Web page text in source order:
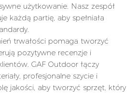
użytkowanie. Nasz zespół
każdą partię, aby spełniała
trwałości pomaga tworzyć
pozytywne recenzje i
GAF Outdoor łączy
profesjonalne szycie i
jakości, aby tworzyć sprzęt, który